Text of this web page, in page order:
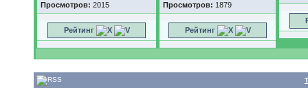
Просмотров: 2015
Рейтинг
Просмотров: 1879
Рейтинг